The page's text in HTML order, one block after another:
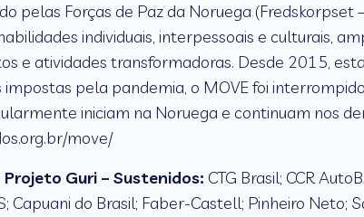
pelas Forças de Paz da Noruega
individuais, interpessoais e culturais,
e atividades transformadoras. Desde 2015,
impostas pela pandemia, o MOVE foi
iniciam na Noruega e continuam nos
move/
Guri – Sustenidos: CTG Brasil; CCR
Capuani do Brasil; Faber-Castell; Pinheiro Neto;